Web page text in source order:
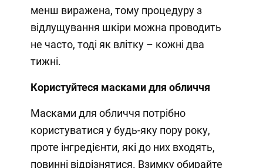
менш виражена, тому процедуру з
відлущування шкіри можна проводить
не часто, тоді як влітку – кожні два
тижні.
Користуйтеся масками для обличчя
Масками для обличчя потрібно
користуватися у будь-яку пору року,
проте інгредієнти, які до них входять,
повинні відрізнятися. Взимку обирайте